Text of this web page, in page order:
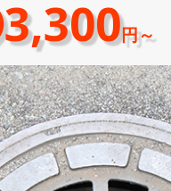
3,300円～